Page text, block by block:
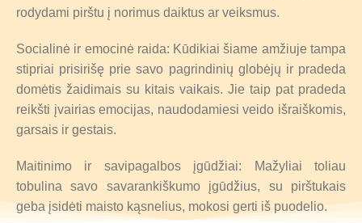
rodydami pirštu į norimus daiktus ar veiksmus.
Socialinė ir emocinė raida: Kūdikiai šiame amžiuje tampa
stipriai prisirišę prie savo pagrindinių globėjų ir pradeda
domėtis žaidimais su kitais vaikais. Jie taip pat pradeda
reikšti įvairias emocijas, naudodamiesi veido išraiškomis,
garsais ir gestais.
Maitinimo ir savipagalbos įgūdžiai: Mažyliai toliau
tobulina savo savarankiškumo įgūdžius, su pirštukais
geba įsidėti maisto kąsnelius, mokosi gerti iš puodelio.